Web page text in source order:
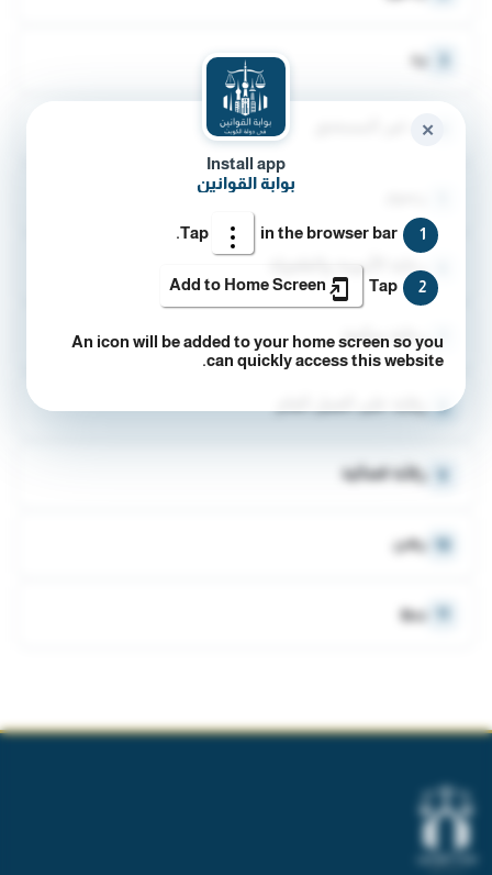
رد
رد غير المستحق
رعاية الأمومة والطفولة
7 رعاية سكنية
8
رقابة قضائية
10 رهـن
ريـع
Install app
بوابة القوانين
1
Tap in the browser bar.
2
Tap
Add to Home Screen
An icon will be added to your home screen so you
can quickly access this website.
✕